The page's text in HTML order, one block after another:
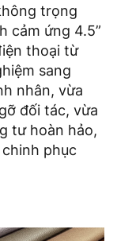
trọng
cảm ứng 4.5”
thoại từ
sang
nhân, vừa
đối tác, vừa
tư hoàn hảo,
phục